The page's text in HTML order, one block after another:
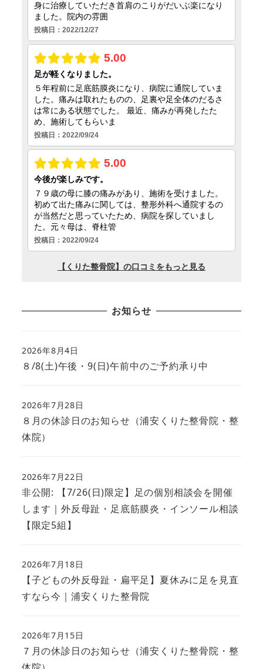
お知らせ
８/8(土)午後・9(日)午前中のご予約承り中
2026年8月4日
８月の休診日のお知らせ（浦安くりた整骨院・整
体院）
2026年7月28日
非公開: 【7/26(日)限定】足の個別相談会を開催
します｜外反母趾・足底筋膜炎・インソール相談
【限定5組】
2026年7月22日
【子どもの外反母趾・扁平足】夏休みに足を見直
すなら今｜浦安くりた整骨院
2026年7月18日
７月の休診日のお知らせ（浦安くりた整骨院・整
2026年7月15日